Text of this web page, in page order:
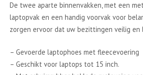
De twee aparte binnenvakken, met een
laptopvak en een handig voorvak voor
zorgen ervoor dat uw bezittingen veilig en
– Gevoerde laptophoes met fleecevoering
– Geschikt voor laptops tot 15 inch.